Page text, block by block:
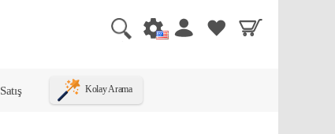
Kolay Arama